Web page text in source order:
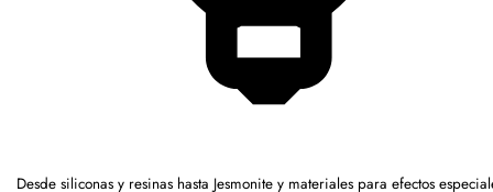
Desde siliconas y resinas hasta Jesmonite y materiales para efectos